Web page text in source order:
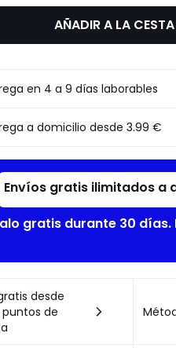
AÑADIR A LA CESTA
en 4 a 9 días laborables
a domicilio desde3.99 €
Envíos gratis ilimitados a
gratis durante 30 días.
desde
de